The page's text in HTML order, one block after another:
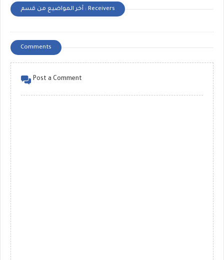
أخر المواضيع من قسم : Receivers
Comments
Post a Comment